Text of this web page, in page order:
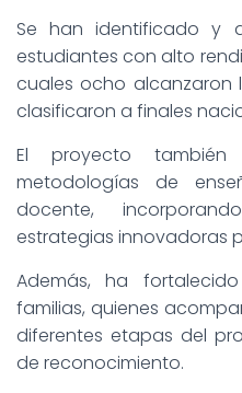
Se han identificado y
estudiantes con alto
cuales ocho
clasificaron a finales
El proyecto
metodologías de
docente,
estrategias innovadoras
Además, ha
familias, quienes
diferentes etapas del
de reconocimiento.